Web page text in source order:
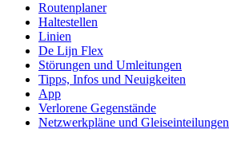
Routenplaner
Haltestellen
Linien
De Lijn Flex
Störungen und Umleitungen
Tipps, Infos und Neuigkeiten
App
Verlorene Gegenstände
Netzwerkpläne und Gleiseinteilungen